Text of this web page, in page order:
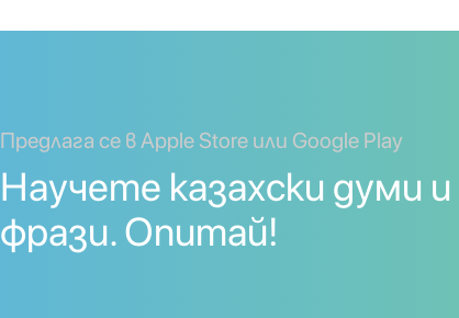
Предлага се в Apple Store или Google Play
Научете казахски думи и
фрази. Опитай!